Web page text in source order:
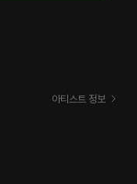
아티스트 정보